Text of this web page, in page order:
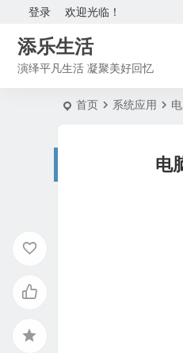
欢迎光临！
登录
添乐生活
演绎平凡生活 凝聚美好回忆
首页 系统应用
电